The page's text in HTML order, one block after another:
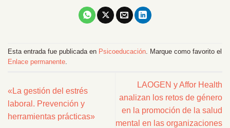
Esta entrada fue publicada en Psicoeducación . Marque como favorito el
Enlace permanente
«La gestión del estrés
laboral. Prevención y
herramientas prácticas»
LAOGEN y Affor Health
analizan los retos de género
en la promoción de la salud
mental en las organizaciones